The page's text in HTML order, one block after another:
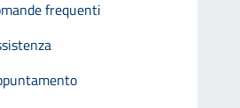
frequenti